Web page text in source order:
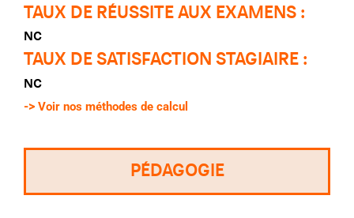
TAUX DE RÉUSSITE AUX EXAMENS :
NC
TAUX DE SATISFACTION STAGIAIRE :
NC
-> Voir nos méthodes de calcul
PÉDAGOGIE